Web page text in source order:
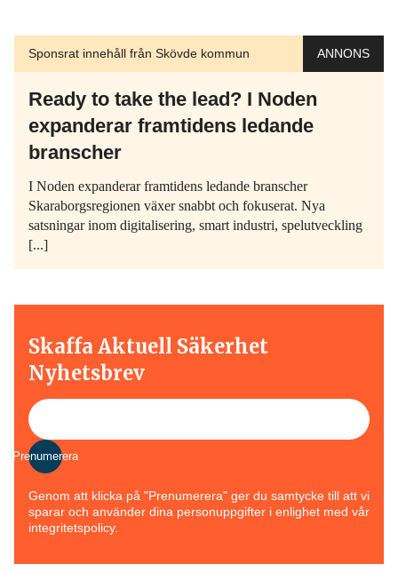
Sponsrat innehåll från Skövde kommun ANNONS
Ready to take the lead? I Noden
expanderar framtidens ledande
branscher
I Noden expanderar framtidens ledande branscher
Skaraborgsregionen växer snabbt och fokuserat. Nya
satsningar inom digitalisering, smart industri, spelutveckling
[...]
Skaffa Aktuell Säkerhet
Nyhetsbrev
Prenumerera
Genom att klicka på "Prenumerera" ger du samtycke till att vi
sparar och använder dina personuppgifter i enlighet med vår
integritetspolicy.